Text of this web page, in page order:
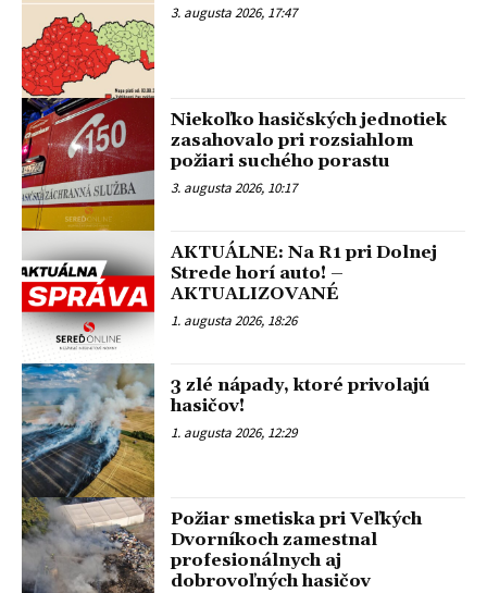
3. augusta 2026, 17:47
Niekoľko hasičských jednotiek
zasahovalo pri rozsiahlom
požiari suchého porastu
3. augusta 2026, 10:17
AKTUÁLNE: Na R1 pri Dolnej
Strede horí auto! –
AKTUALIZOVANÉ
1. augusta 2026, 18:26
3 zlé nápady, ktoré privolajú
hasičov!
1. augusta 2026, 12:29
Požiar smetiska pri Veľkých
Dvorníkoch zamestnal
profesionálnych aj
dobrovoľných hasičov